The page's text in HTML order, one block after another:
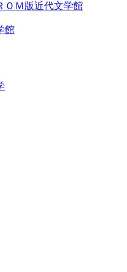
Ｍ版近代文学館
館